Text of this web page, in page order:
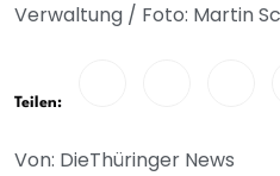
Verwaltung / Foto: Martin
Teilen:
Von: DieThüringer News